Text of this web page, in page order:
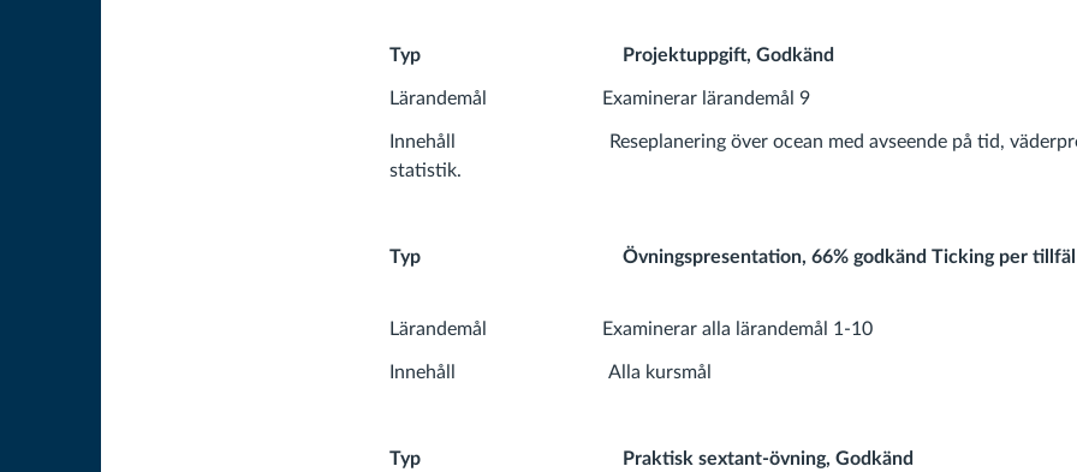
Typ Projektuppgift, Godkänd
Lärandemål Examinerar lärandemål 9
Innehåll Reseplanering över ocean med avseende på tid,
statistik.
Typ Övningspresentation, 66% godkänd Ticking per
Lärandemål Examinerar alla lärandemål 1-10
Innehåll Alla kursmål
Typ Praktisk sextant-övning, Godkänd